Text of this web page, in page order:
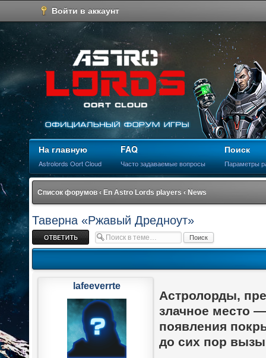
Войти в аккаунт
На главную
Astrolords Oort Cloud
FAQ
Часто задаваемые вопросы
Поиск
Параметры
Список форумов ‹ En Astro Lords players ‹ News
Таверна «Ржавый Дредноут»
Ответить
Астролорды,
злачное место
появления
до сих пор
lafeeverrte